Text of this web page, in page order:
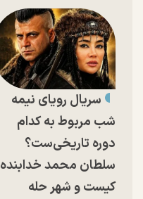
سریال رویای نیمه
شب مربوط به کدام
دوره تاریخی‌ست؟
سلطان محمد خدابنده
کیست و شهر حله